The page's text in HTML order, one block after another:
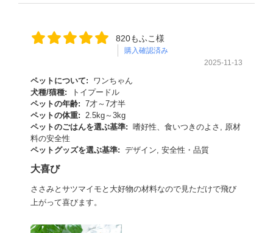
820もふこ様
購入確認済み
2025-11-13
ペットについて:
ワンちゃん
犬種/猫種:
トイプードル
ペットの年齢: 7才～7才半
ペットの体重:
2.5kg～3kg
ペットのごはんを選ぶ基準: 嗜好性、食いつきのよさ, 原材
料の安全性
ペットグッズを選ぶ基準: デザイン, 安全性・品質
大喜び
ささみとサツマイモと大好物の材料なので見ただけで飛び
上がって喜びます。